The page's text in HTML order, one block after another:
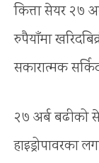
कित्ता सेयर २७
रुपैयाँमा
सकारात्मक
२७ अर्ब बढीको
हाइड्रोपावरका